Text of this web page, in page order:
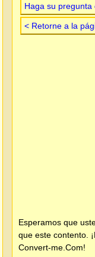
Haga su
< Retorne a la
Esperamos que
que este contento.
Convert-me.Com!